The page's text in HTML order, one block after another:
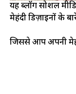
यह ब्लॉग सोशल
मेहंदी डिज़ाइनों के
जिससे आप अपनी